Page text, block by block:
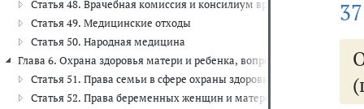
Статья 48. Врачебная комиссия и консилиум врачей
Статья 49. Медицинские отходы
Статья 50. Народная медицина
Глава 6. Охрана здоровья матери и ребенка, вопросы семьи и
Статья 51. Права семьи в сфере охраны здоровья
Статья 52. Права беременных женщин и матерей в сфере охраны
37